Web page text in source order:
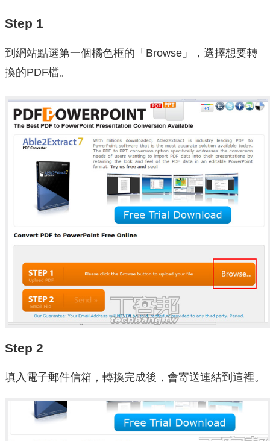
Step 1
到網站點選第一個橘色框的「Browse」，選擇想要轉
換的PDF檔。
Step 2
填入電子郵件信箱，轉換完成後，會寄送連結到這裡。